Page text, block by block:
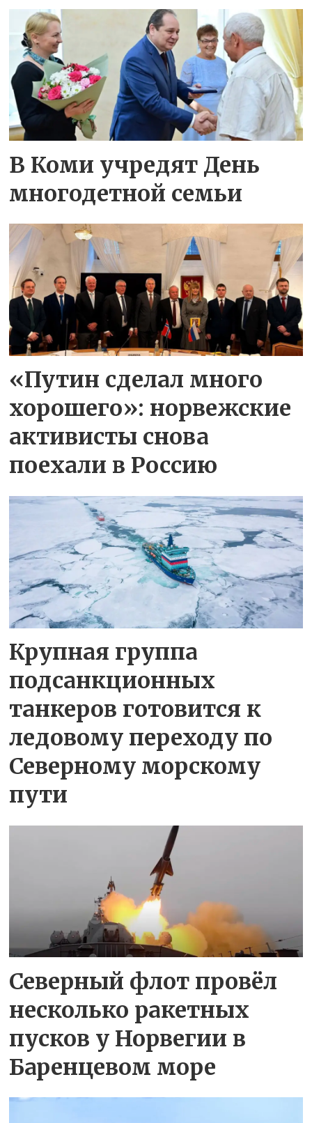
В Коми учредят День
многодетной семьи
«Путин сделал много
хорошего»: норвежские
активисты снова
поехали в Россию
Крупная группа
подсанкционных
танкеров готовится к
ледовому переходу по
Северному морскому
пути
Северный флот провёл
несколько ракетных
пусков у Норвегии в
Баренцевом море